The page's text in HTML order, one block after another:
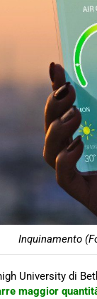
Inquinamento
University di
maggior